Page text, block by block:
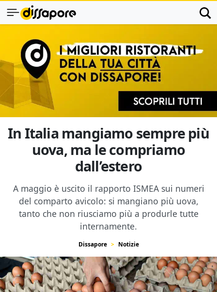
In Italia mangiamo sempre più
uova, ma le compriamo
dall’estero
A maggio è uscito il rapporto ISMEA sui numeri
del comparto avicolo: si mangiano più uova,
tanto che non riusciamo più a produrle tutte
internamente.
Dissapore Notizie